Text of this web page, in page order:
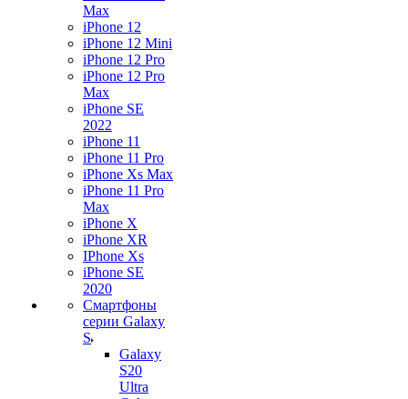
Max
iPhone 12
iPhone 12 Mini
iPhone 12 Pro
iPhone 12 Pro
Max
iPhone SE
2022
iPhone 11
iPhone 11 Pro
iPhone Xs Max
iPhone 11 Pro
Max
iPhone X
iPhone XR
IPhone Xs
iPhone SE
2020
Смартфоны
серии Galaxy
S
Galaxy
S20
Ultra